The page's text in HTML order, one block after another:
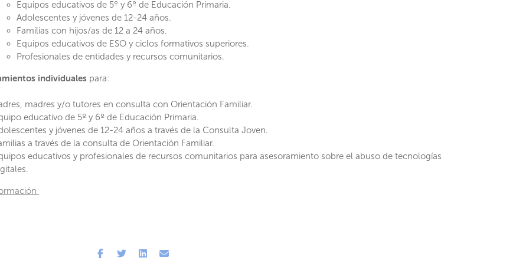
Equipos educativos de 5º y 6º de Educación Primaria.
Adolescentes y jóvenes de 12-24 años.
Familias con hijos/as de 12 a 24 años.
Equipos educativos de ESO y ciclos formativos superiores.
Profesionales de entidades y recursos comunitarios.
individuales para:
madres y/o tutores en consulta con Orientación Familiar.
educativo de 5º y 6º de Educación Primaria.
y jóvenes de 12-24 años a través de la Consulta Joven.
a través de la consulta de Orientación Familiar.
educativos y profesionales de recursos comunitarios para asesoramiento sobre el abuso de tecnologías